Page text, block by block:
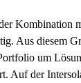
Kombination
Aus diesem
um
Auf der